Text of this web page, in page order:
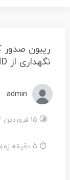
ریبون صدور
نگهداری از KPCOLAND
admin
15 فروردین 1404
5 دقیقه زمان برای مطالعه